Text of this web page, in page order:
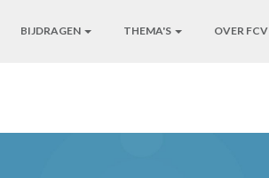
BIJDRAGEN THEMA'S OVER FCV